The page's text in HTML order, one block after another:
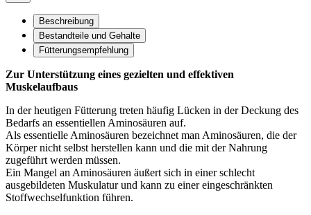
Beschreibung
Bestandteile und Gehalte
Fütterungsempfehlung
Zur Unterstützung eines gezielten und effektiven
Muskelaufbaus
In der heutigen Fütterung treten häufig Lücken in der Deckung des
Bedarfs an essentiellen Aminosäuren auf.
Als essentielle Aminosäuren bezeichnet man Aminosäuren, die der
Körper nicht selbst herstellen kann und die mit der Nahrung
zugeführt werden müssen.
Ein Mangel an Aminosäuren äußert sich in einer schlecht
ausgebildeten Muskulatur und kann zu einer eingeschränkten
Stoffwechselfunktion führen.